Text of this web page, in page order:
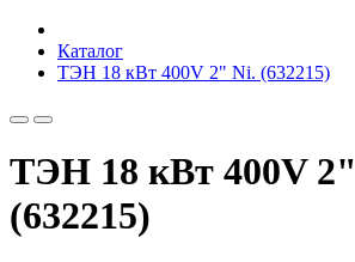
Каталог
ТЭН 18 кВт 400V 2" Ni. (632215)
ТЭН 18 кВт 400V
(632215)